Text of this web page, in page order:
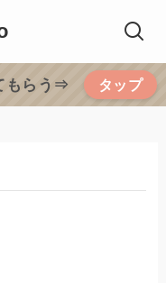
もらう⇒ タップ